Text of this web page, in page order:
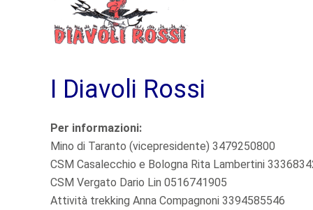
I Diavoli Rossi
Per informazioni:
Mino di Taranto (vicepresidente) 3479250800
CSM Casalecchio e Bologna Rita Lambertini
CSM Vergato Dario Lin 0516741905
Attività trekking Anna Compagnoni 3394585546